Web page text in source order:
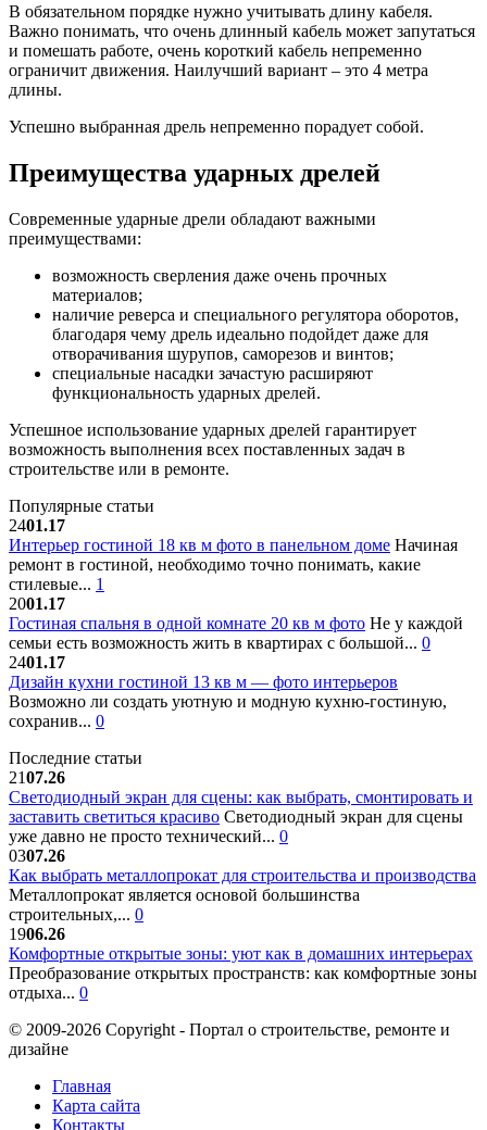
В обязательном порядке нужно учитывать длину кабеля.
Важно понимать, что очень длинный кабель может запутаться
и помешать работе, очень короткий кабель непременно
ограничит движения. Наилучший вариант – это 4 метра
длины.
Успешно выбранная дрель непременно порадует собой.
Преимущества ударных дрелей
Современные ударные дрели обладают важными
преимуществами:
возможность сверления даже очень прочных
материалов;
наличие реверса и специального регулятора оборотов,
благодаря чему дрель идеально подойдет даже для
отворачивания шурупов, саморезов и винтов;
специальные насадки зачастую расширяют
функциональность ударных дрелей.
Успешное использование ударных дрелей гарантирует
возможность выполнения всех поставленных задач в
строительстве или в ремонте.
Популярные статьи
2401.17
Интерьер гостиной 18 кв м фото в панельном доме Начиная
ремонт в гостиной, необходимо точно понимать, какие
стилевые... 1
2001.17
Гостиная спальня в одной комнате 20 кв м фото Не у каждой
семьи есть возможность жить в квартирах с большой... 0
2401.17
Дизайн кухни гостиной 13 кв м — фото интерьеров
Возможно ли создать уютную и модную кухню-гостиную,
сохранив... 0
Последние статьи
2107.26
Светодиодный экран для сцены: как выбрать, смонтировать и
заставить светиться красиво Светодиодный экран для сцены
уже давно не просто технический... 0
0307.26
Как выбрать металлопрокат для строительства и производства
Металлопрокат является основой большинства
строительных,... 0
1906.26
Комфортные открытые зоны: уют как в домашних интерьерах
Преобразование открытых пространств: как комфортные зоны
отдыха... 0
© 2009-2026 Copyright - Портал о строительстве, ремонте и
дизайне
Главная
Карта сайта
Контакты